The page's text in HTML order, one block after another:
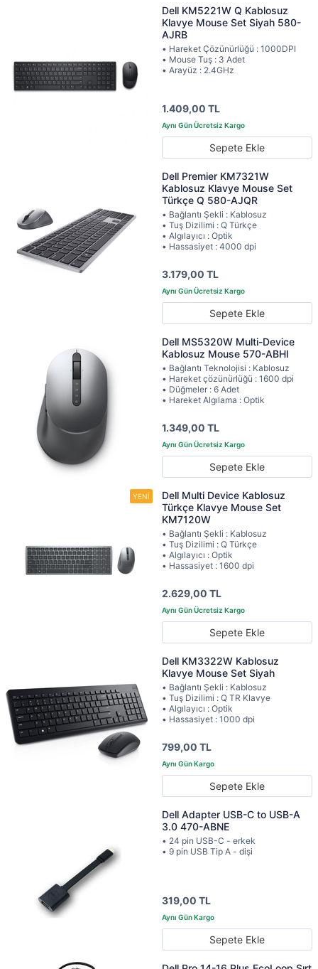
Dell KM5221W Q Kablosuz
Klavye Mouse Set Siyah 580-
AJRB
• Hareket Çözünürlüğü : 1000DPI
• Mouse Tuş : 3 Adet
• Arayüz : 2.4GHz
1.409,00 TL
Sepete Ekle
Dell Premier KM7321W
Kablosuz Klavye Mouse Set
Türkçe Q 580-AJQR
• Bağlantı Şekli : Kablosuz
• Tuş Dizilimi : Q Türkçe
• Algılayıcı : Optik
• Hassasiyet : 4000 dpi
3.179,00 TL
Sepete Ekle
Dell MS5320W Multi-Device
Kablosuz Mouse 570-ABHI
• Bağlantı Teknolojisi : Kablosuz
• Hareket çözünürlüğü : 1600 dpi
• Düğmeler : 6 Adet
• Hareket Algılama : Optik
1.349,00 TL
Sepete Ekle
Dell Multi Device Kablosuz
Türkçe Klavye Mouse Set
KM7120W
• Bağlantı Şekli : Kablosuz
• Tuş Dizilimi : Q Türkçe
• Algılayıcı : Optik
• Hassasiyet : 1600 dpi
2.629,00 TL
Sepete Ekle
Dell KM3322W Kablosuz
Klavye Mouse Set Siyah
• Bağlantı Şekli : Kablosuz
• Tuş Dizilimi : Q TR Klavye
• Algılayıcı : Optik
• Hassasiyet : 1000 dpi
799,00 TL
Sepete Ekle
Dell Adapter USB-C to USB-A
3.0 470-ABNE
• 24 pin USB-C - erkek
• 9 pin USB Tip A - dişi
319,00 TL
Sepete Ekle